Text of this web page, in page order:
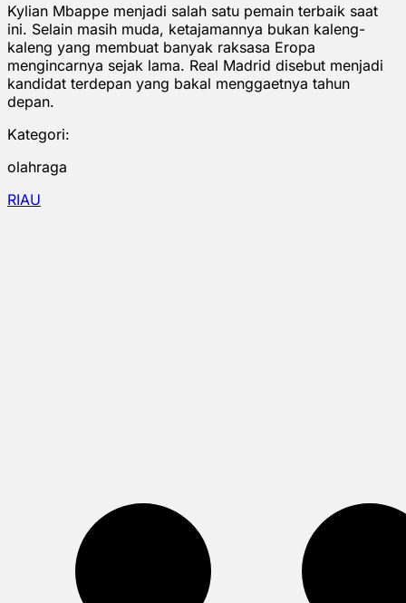
Kylian Mbappe menjadi salah satu pemain terbaik saat
ini. Selain masih muda, ketajamannya bukan kaleng-
kaleng yang membuat banyak raksasa Eropa
mengincarnya sejak lama. Real Madrid disebut menjadi
kandidat terdepan yang bakal menggaetnya tahun
depan.
Kategori:
olahraga
RIAU